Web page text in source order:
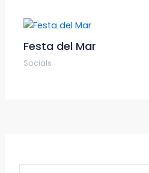
Festa del Mar
Socials